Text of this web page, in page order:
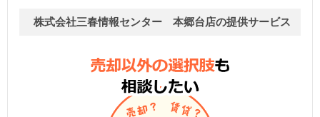
株式会社三春情報センター 本郷台店の提供サービス